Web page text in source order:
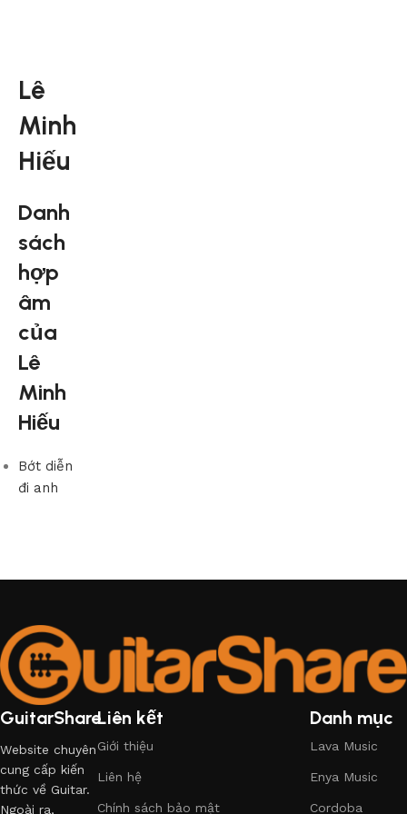
Lê
Minh
Hiếu
Danh
sách
hợp
âm
của
Lê
Minh
Hiếu
Bớt diễn
đi anh
GuitarShare
Website chuyên
cung cấp kiến
thức về Guitar.
Ngoài ra,
Liên kết
Giới thiệu
Liên hệ
Chính sách bảo mật
Danh mục
Lava Music
Enya Music
Cordoba